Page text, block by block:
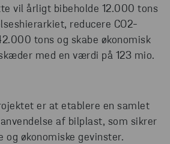
vil årligt bibeholde 12.000 tons
reducere CO2-
tons og skabe økonomisk
med en værdi på 123 mio.
er at etablere en samlet
af bilplast, som sikrer
økonomiske gevinster.